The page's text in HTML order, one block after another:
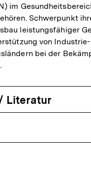
im
Schwerpunkt
leistungsfähiger
von
bei der
Literatur